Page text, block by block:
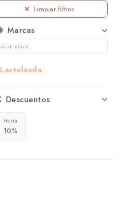
Limpiar filtros
Marcas
Lactolanda
Descuentos
Hasta
10%